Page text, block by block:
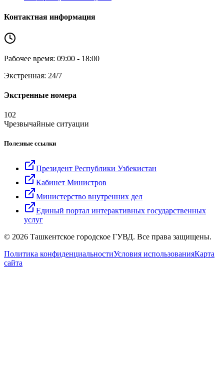
Контактная информация
Рабочее время: 09:00 - 18:00
Экстренная: 24/7
Экстренные номера
102
Чрезвычайные ситуации
Полезные ссылки
Президент Республики Узбекистан
Кабинет Министров
Министерство внутренних дел
Единый портал интерактивных государственных
услуг
© 2026 Ташкентское городское ГУВД. Все права защищены.
Политика конфиденциальностиУсловия использованияКарта
сайта